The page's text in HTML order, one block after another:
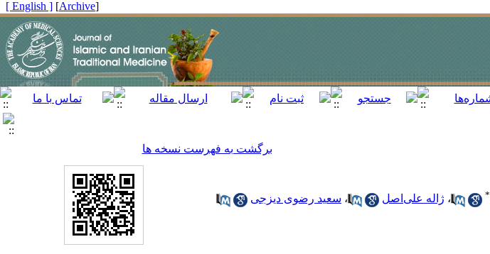
[
Archive
]
[ English ]
برگشت به فهرست نسخه ها
* ، ژاله علی‌اصل ، سعید رضوی دیزجی